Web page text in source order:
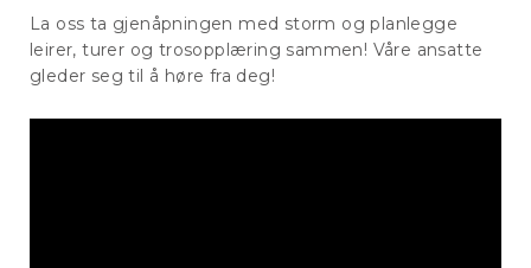
La oss ta gjenåpningen med storm og planlegge
leirer, turer og trosopplæring sammen! Våre ansatte
gleder seg til å høre fra deg!